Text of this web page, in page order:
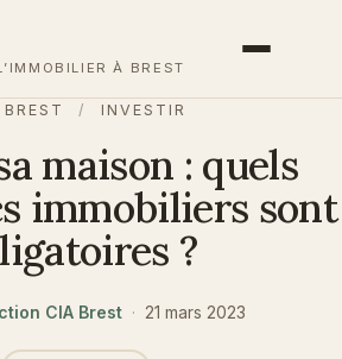
À BREST
/ INVESTIR
maison : quels
immobiliers sont
?
CIA Brest · 21 mars 2023